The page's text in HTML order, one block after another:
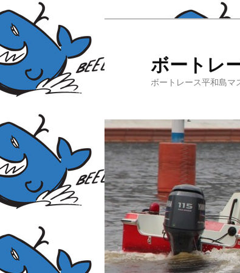
ボートレ
ボートレース平和島マ